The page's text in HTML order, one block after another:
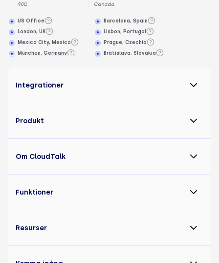
900,
Canada
US Office
London, UK
Mexico City, Mexico
München, Germany
Barcelona, Spain
Lisbon, Portugal
Prague, Czechia
Bratislava, Slovakia
Integrationer
Produkt
Om CloudTalk
Funktioner
Resurser